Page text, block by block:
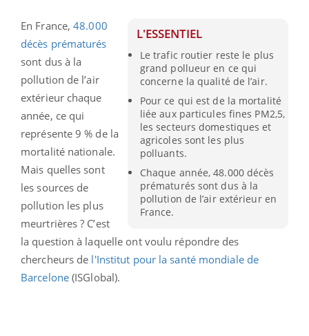
L'ESSENTIEL
Le trafic routier reste le plus
grand pollueur en ce qui
concerne la qualité de l’air.
Pour ce qui est de la mortalité
liée aux particules fines PM2,5,
les secteurs domestiques et
agricoles sont les plus
polluants.
Chaque année, 48.000 décès
prématurés sont dus à la
pollution de l’air extérieur en
France.
En France,48.000
décès prématurés
sont dus à la
pollution de l’air
extérieur chaque
année, ce qui
représente 9 % de la
mortalité nationale.
Mais quelles sont
les sources de
pollution les plus
meurtrières ? C’est
la question à laquelle ont voulu répondre des
chercheurs de l'Institut pour la santé mondiale de
Barcelone(ISGlobal).